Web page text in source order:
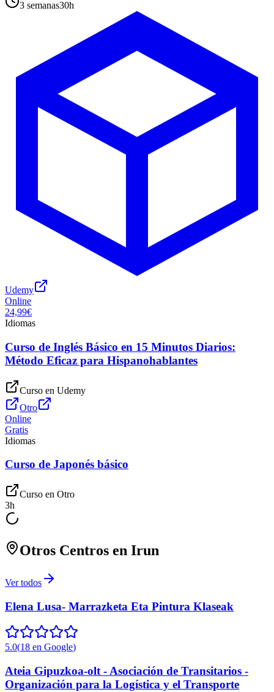
3 semanas30h
Udemy
Online
24,99€
Idiomas
Curso de Inglés Básico en 15 Minutos Diarios:
Método Eficaz para Hispanohablantes
Curso en Udemy
Otro
Online
Gratis
Idiomas
Curso de Japonés básico
Curso en Otro
3h
Otros Centros en Irun
Ver todos
Elena Lusa- Marrazketa Eta Pintura Klaseak
5.0(18 en Google)
Ateia Gipuzkoa-olt - Asociación de Transitarios -
Organización para la Logística y el Transporte